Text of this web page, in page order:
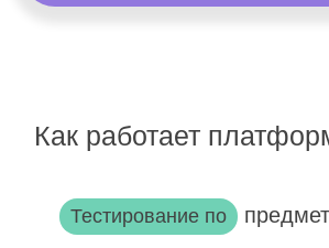
Как работает
Тестирование по